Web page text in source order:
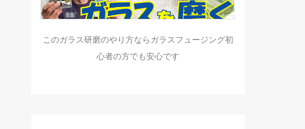
このガラス研磨のやり方ならガラスフュージング初
心者の方でも安心です